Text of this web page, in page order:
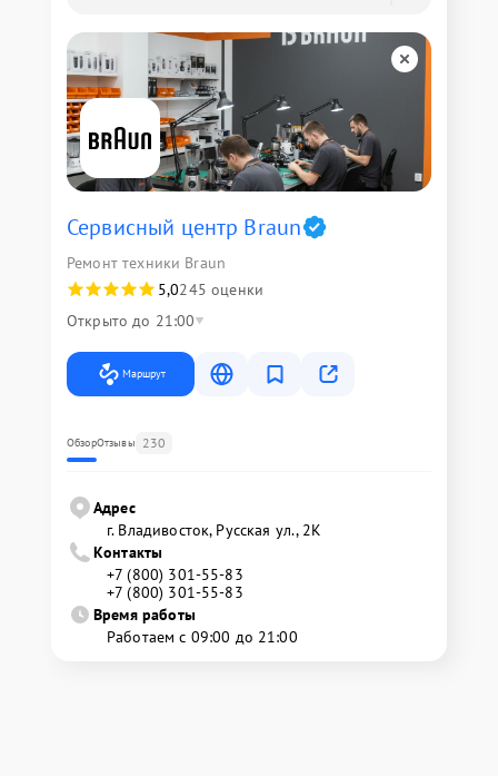
Сервисный центр Braun
Ремонт техники Braun
5,0245 оценки
Открыто до 21:00
Маршрут
ОбзорОтзывы 230
Адрес
г. Владивосток, Русская ул., 2К
Контакты
+7 (800) 301-55-83
+7 (800) 301-55-83
Время работы
Работаем с 09:00 до 21:00